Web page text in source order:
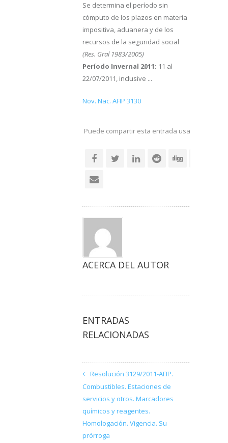
Se determina el período sin
cómputo de los plazos en materia
impositiva, aduanera y de los
recursos de la seguridad social
(Res. Gral 1983/2005)
Período Invernal 2011: 11 al
22/07/2011, inclusive ...
Nov. Nac. AFIP 3130
Puede compartir esta entrada usando sus
ACERCA DEL AUTOR
ENTRADAS
RELACIONADAS
Resolución 3129/2011-AFIP.
Combustibles. Estaciones de
servicios y otros. Marcadores
químicos y reagentes.
Homologación. Vigencia. Su
prórroga